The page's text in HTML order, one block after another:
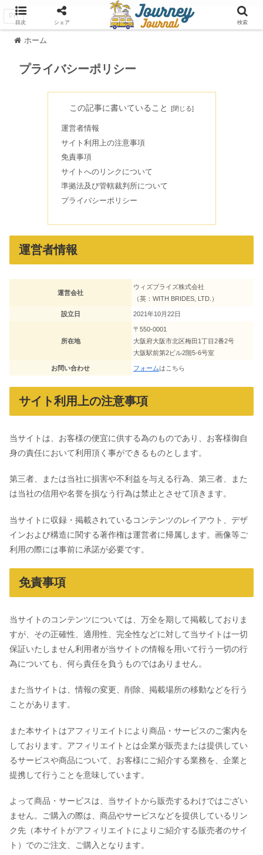
PR
ホーム
プライバシーポリシー
この記事に書いていること
運営者情報
サイト利用上の注意事項
免責事項
サイトへのリンクについて
準拠法及び管轄裁判所について
プライバシーポリシー
運営者情報
運営会社
ウィズブライズ株式会社
（英：WITH BRIDES, LTD.）
設立日 2021年10月22日
所在地
〒550-0001
大阪府大阪市北区梅田1丁目2番2号
大阪駅前第2ビル2階5-6号室
お問い合わせ フォームはこちら
サイト利用上の注意事項
当サイトは、お客様の便宜に供する為のものであり、お客様御自
身の責任において利用頂く事ができるものとします。
第三者、または当社に損害や不利益を与える行為、第三者、また
は当社の信用や名誉を損なう行為は禁止とさせて頂きます。
当サイトに収録・掲載されているコンテンツのレイアウト、デザ
インおよび構造に関する著作権は運営者に帰属します。画像等ご
利用の際には事前に承諾が必要です。
免責事項
当サイトのコンテンツについては、万全を期して掲載しておりま
すが、その正確性、適用性、完全性などに対して当サイトは一切
保証いたしません利用者が当サイトの情報を用いて行う一切の行
為についても、何ら責任を負うものではありません。
また当サイトは、情報の変更、削除、掲載場所の移動などを行う
ことがあります。
また本サイトはアフィリエイトにより商品・サービスのご案内を
しております。アフィリエイトとは企業が販売または提供してい
るサービスや商品について、お客様にご紹介する業務を、企業と
提携して行うことを意味しています。
よって商品・サービスは、当サイトから販売するわけではござい
ません。ご購入の際は、商品やサービスなどを提供しているリン
ク先（本サイトがアフィリエイトによりご紹介する販売者のサイ
ト）でのご注文、ご購入となります。
目次 シェア 検索